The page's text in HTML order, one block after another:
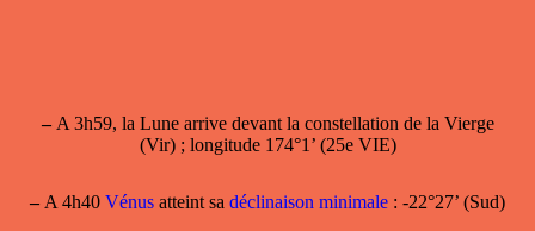
–A 3h59, la Lune arrive devant la constellation de la Vierge
(Vir) ; longitude 174°1’ (25e VIE)
–A 4h40 Vénus atteint sa déclinaison minimale : -22°27’ (Sud)